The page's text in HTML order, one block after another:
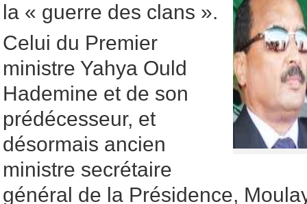
la « guerre des clans ».
Celui du Premier
ministre Yahya Ould
Hademine et de son
prédécesseur, et
désormais ancien
ministre secrétaire
général de la Présidence,